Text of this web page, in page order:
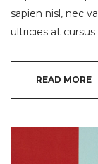
sapien nisl, nec
ultricies at
READ MORE